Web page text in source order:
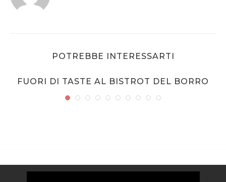
POTREBBE INTERESSARTI
FUORI DI TASTE AL BISTROT DEL BORRO